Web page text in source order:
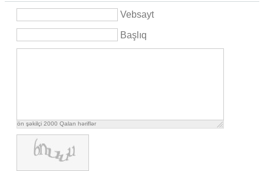
Vebsayt
Başlıq
ön şəkilçi 2000 Qalan həriflər